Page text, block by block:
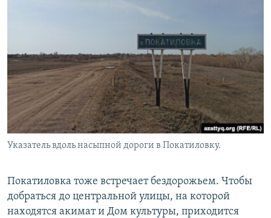
Указатель вдоль насыпной дороги в Покатиловку.
Покатиловка тоже встречает бездорожьем. Чтобы
добраться до центральной улицы, на которой
находятся акимат и Дом культуры, приходится